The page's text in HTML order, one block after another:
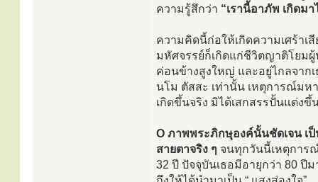
ความรู้สึกว่า “เรานี้อาภัพ เกิดม
ความคิดนี้ก่อให้เกิดความเศร้าเ
มหัศจรรย์ก็เกิดแก่ชีวิตญาติโยม
ค่อนข้างสูงใหญ่ และอยู่ไกลจาก
นโม ตัสสะ เท่านั้น เหตุการณ์มห
เกิดขึ้นจริง มิได้เสกสรรปั้นแต่งขึ้
O ภาพพระภิกษุองค์นั้นชัดเจน เ
สายตาจริง ๆ จนทุกวันนี้เหตุการ
32 ปี ปัจจุบันเธอมีอายุกว่า 80 ปี